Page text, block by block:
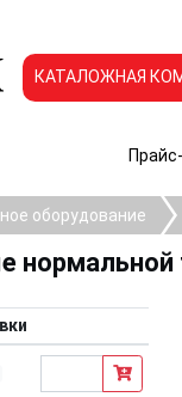
КАТАЛОЖНАЯ
оборудование
нормальной